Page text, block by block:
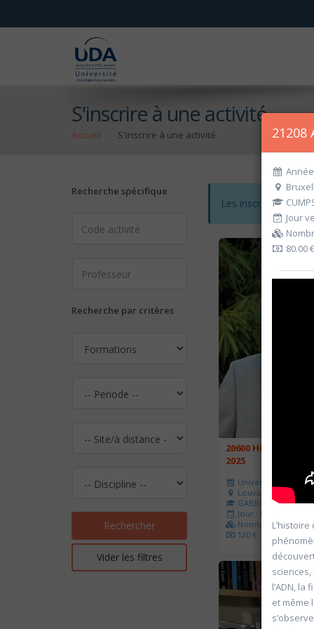
S'inscrire à une activité
Accueil S'inscrire à une activité
Recherche spécifique
Recherche par critères
Rechercher
Vider les filtres
Les inscriptions
20600 Histoire de
2025
Université d'été
Louvain-la-Neuve
GABRIEL Vincent
Jour : Lu-Ma-Me-Je-
Nombre de
120 €
21208
Jour
80.00 €
l’ADN,
et même